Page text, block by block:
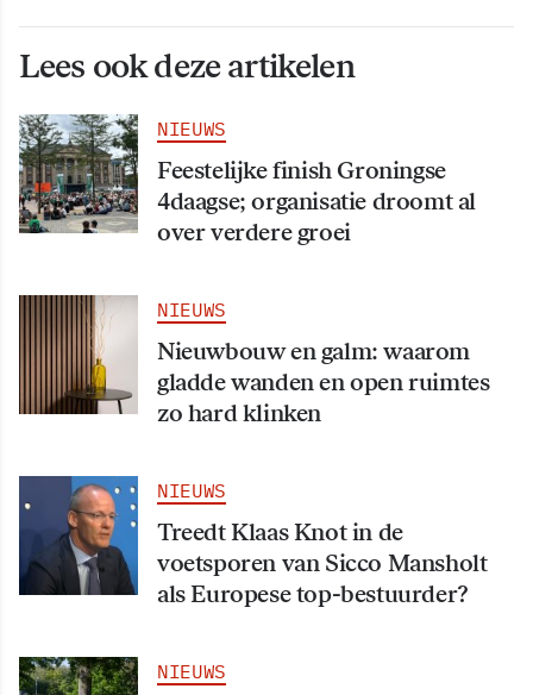
Lees ook deze artikelen
NIEUWS
Feestelijke finish Groningse
4daagse; organisatie droomt al
over verdere groei
NIEUWS
Nieuwbouw en galm: waarom
gladde wanden en open ruimtes
zo hard klinken
NIEUWS
Treedt Klaas Knot in de
voetsporen van Sicco Mansholt
als Europese top-bestuurder?
NIEUWS